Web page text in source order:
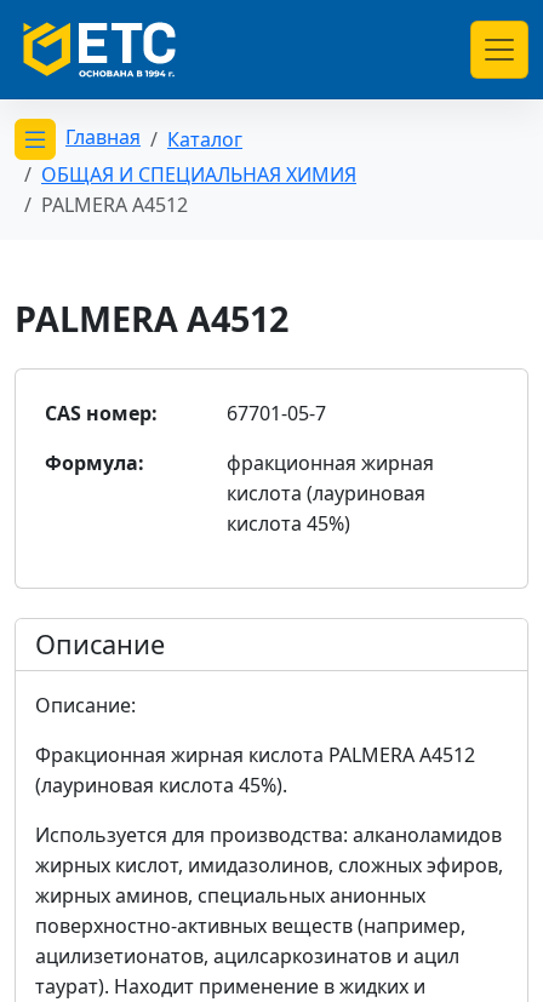
Открыть меню категорий
Главная
Каталог
ОБЩАЯ И СПЕЦИАЛЬНАЯ ХИМИЯ
PALMERA A4512
PALMERA A4512
CAS номер:
67701-05-7
Формула:
фракционная жирная
кислота (лауриновая
кислота 45%)
Описание
Описание:
Фракционная жирная кислота PALMERA A4512
(лауриновая кислота 45%).
Используется для производства: алканоламидов
жирных кислот, имидазолинов, сложных эфиров,
жирных аминов, специальных анионных
поверхностно-активных веществ (например,
ацилизетионатов, ацилсаркозинатов и ацил
таурат). Находит применение в жидких и